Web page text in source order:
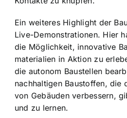
Ein weiteres Highlight der
Live-Demonstrationen. Hier
die Möglichkeit, innovative
materialien in Aktion zu
die autonom Baustellen
nachhaltigen Baustoffen, die
von Gebäuden verbessern,
und zu lernen.